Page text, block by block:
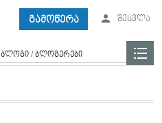
გამოწერა შესვლა
ბლოგი / ბლოგერები